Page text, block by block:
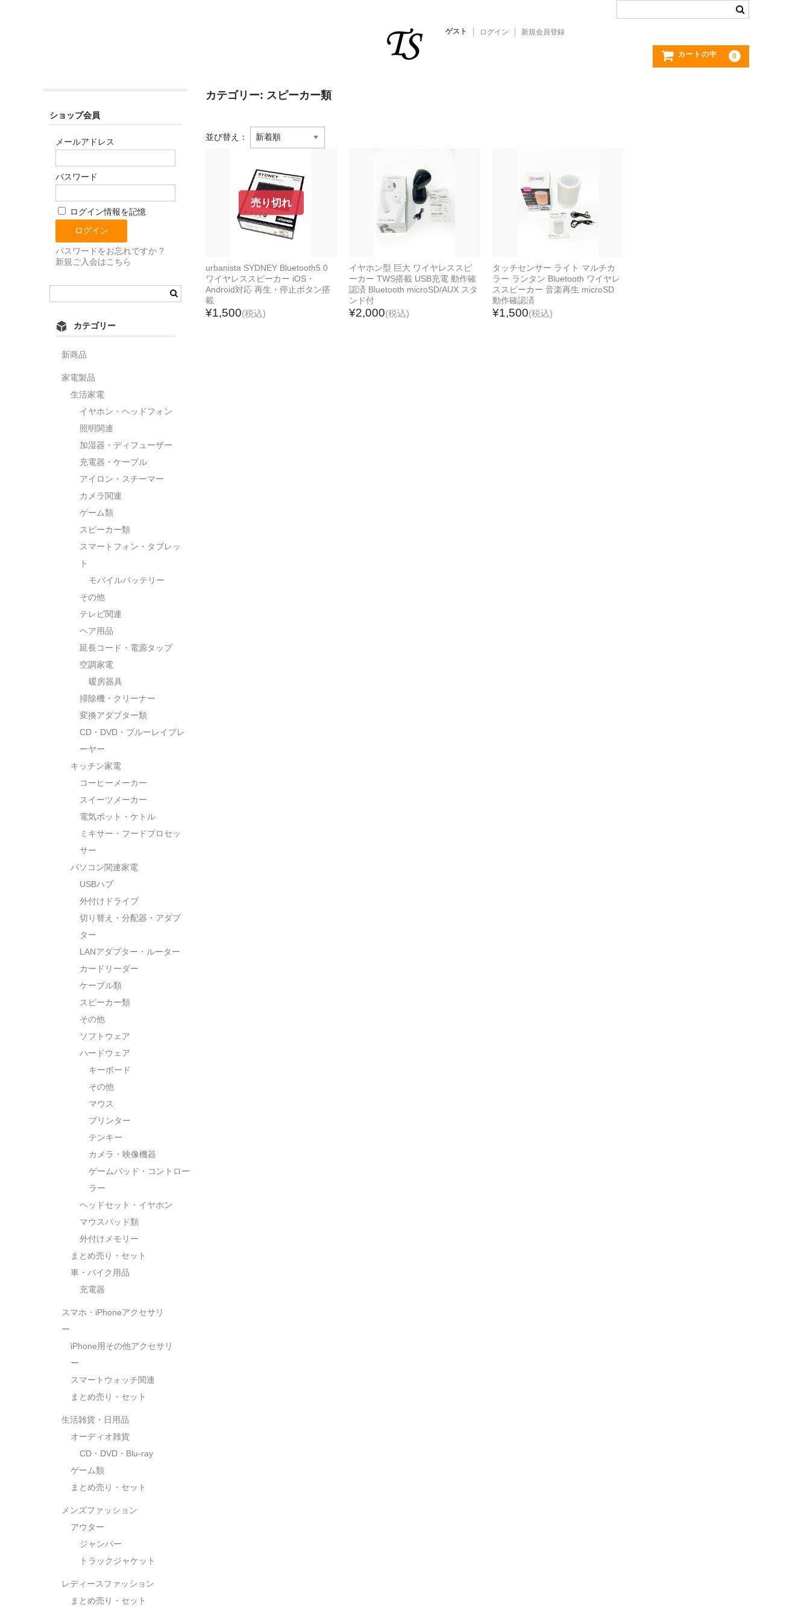
ゲスト ログイン 新規会員登録
カートの中 0
カテゴリー: スピーカー類
並び替え：
売り切れ
urbanista SYDNEY Bluetooth5.0
ワイヤレススピーカー iOS・
Android対応 再生・停止ボタン搭
載
¥1,500(税込)
イヤホン型 巨大 ワイヤレススピ
ーカー TWS搭載 USB充電 動作確
認済 Bluetooth microSD/AUX スタ
ンド付
¥2,000(税込)
タッチセンサー ライト マルチカ
ラー ランタン Bluetooth ワイヤレ
ススピーカー 音楽再生 microSD
動作確認済
¥1,500(税込)
ショップ会員
メールアドレス
パスワード
ログイン情報を記憶
パスワードをお忘れですか ?
新規ご入会はこちら
カテゴリー
新商品
家電製品
生活家電
イヤホン・ヘッドフォン
照明関連
加湿器・ディフューザー
充電器・ケーブル
アイロン・スチーマー
カメラ関連
ゲーム類
スピーカー類
スマートフォン・タブレッ
ト
モバイルバッテリー
その他
テレビ関連
ヘア用品
延長コード・電源タップ
空調家電
暖房器具
掃除機・クリーナー
変換アダプター類
CD・DVD・ブルーレイプレ
ーヤー
キッチン家電
コーヒーメーカー
スイーツメーカー
電気ポット・ケトル
ミキサー・フードプロセッ
サー
パソコン関連家電
USBハブ
外付けドライブ
切り替え・分配器・アダプ
ター
LANアダプター・ルーター
カードリーダー
ケーブル類
スピーカー類
その他
ソフトウェア
ハードウェア
キーボード
その他
マウス
プリンター
テンキー
カメラ・映像機器
ゲームパッド・コントロー
ラー
ヘッドセット・イヤホン
マウスパッド類
外付けメモリー
まとめ売り・セット
車・バイク用品
充電器
スマホ・iPhoneアクセサリ
ー
iPhone用その他アクセサリ
ー
スマートウォッチ関連
まとめ売り・セット
生活雑貨・日用品
オーディオ雑貨
CD・DVD・Blu-ray
ゲーム類
まとめ売り・セット
メンズファッション
アウター
ジャンパー
トラックジャケット
レディースファッション
まとめ売り・セット